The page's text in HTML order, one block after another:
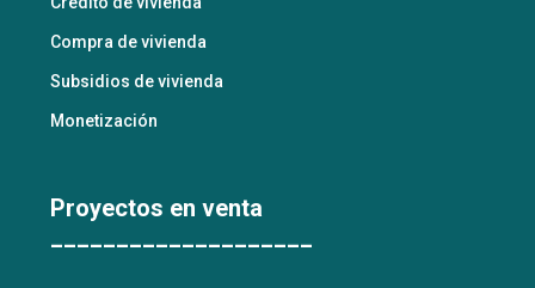
Compra de vivienda
Subsidios de vivienda
Monetización
Proyectos en venta
____________________